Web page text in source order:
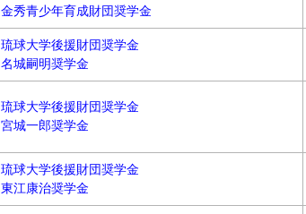
金秀青少年育成財団奨学金
琉球大学後援財団奨学金
名城嗣明奨学金
琉球大学後援財団奨学金
宮城一郎奨学金
琉球大学後援財団奨学金
東江康治奨学金